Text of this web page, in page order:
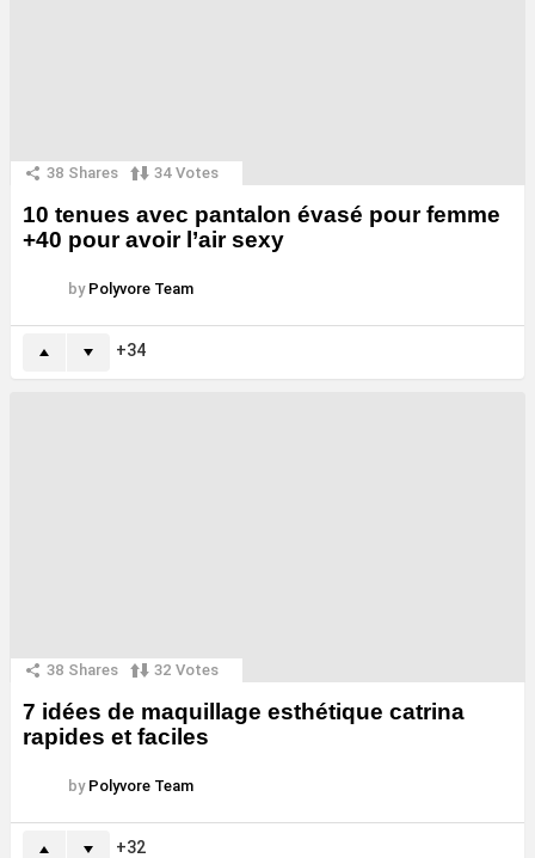
38 Shares 34 Votes
10 tenues avec pantalon évasé pour femme
+40 pour avoir l’air sexy
by Polyvore Team
34
38 Shares 32 Votes
7 idées de maquillage esthétique catrina
rapides et faciles
by Polyvore Team
32